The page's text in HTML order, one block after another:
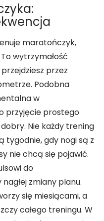
maratończyk,
wytrzymałość
przez
Podobna
w
przyjęcie prostego
Nie każdy trening
tygodnie, gdy nogi są z
nie chcą się pojawić.
do
zmiany planu.
się miesiącami, a
całego treningu. W